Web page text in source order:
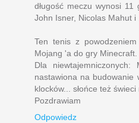
długość meczu wynosi
John Isner, Nicolas Mahut i
Ten tenis z
Mojang 'a do gry Minecraft.
Dla
nastawiona na budowanie
klocków... słońce też
Pozdrawiam
Odpowiedz